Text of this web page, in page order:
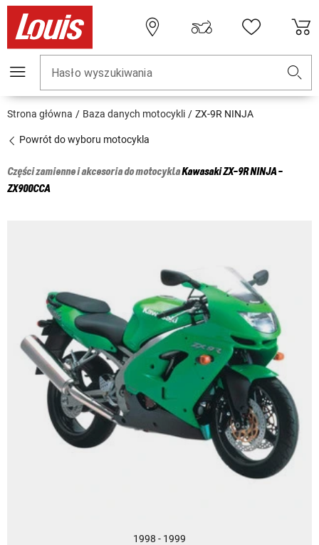
Hasło wyszukiwania
Strona główna Baza danych motocykli ZX-9R NINJA
Powrót do wyboru motocykla
Części zamienne i akcesoria do motocyklaKawasakiZX-9R NINJA -
ZX900CCA
1998 - 1999